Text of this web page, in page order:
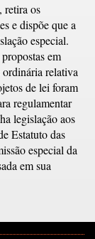
retira os
e dispõe que a
especial.
em
ordinária relativa
de lei foram
regulamentar
legislação aos
Estatuto das
especial da
em sua